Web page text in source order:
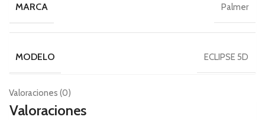
MARCA Palmer
MODELO ECLIPSE 5D
Valoraciones (0)
Valoraciones